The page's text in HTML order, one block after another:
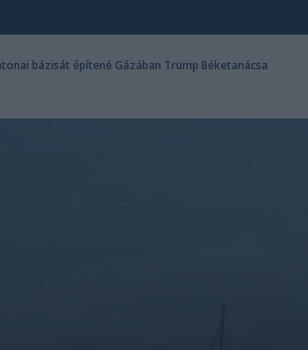
bázisát építené Gázában Trump Béketanácsa